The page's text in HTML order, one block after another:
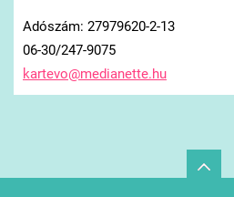
Adószám: 27979620-2-13
06-30/247-9075
kartevo@medianette.hu